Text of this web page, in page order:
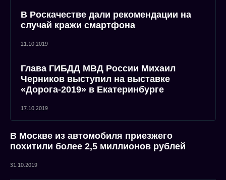
В Роскачестве дали рекомендации на
случай кражи смартфона
21.10.2019
Глава ГИБДД МВД России Михаил
Черников выступил на выставке
«Дорога-2019» в Екатеринбурге
17.10.2019
В Москве из автомобиля приезжего
похитили более 2,5 миллионов рублей
31.10.2019